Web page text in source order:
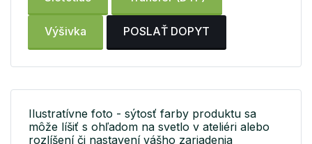
Výšivka POSLAŤ DOPYT
Ilustratívne foto - sýtosť farby produktu sa
môže líšiť s ohľadom na svetlo v ateliéri alebo
rozlíšení či nastavení vášho zariadenia